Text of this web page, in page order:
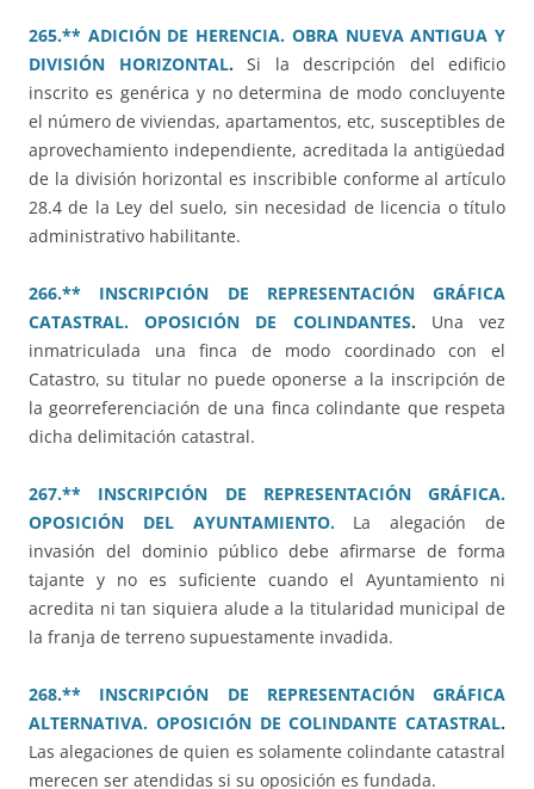
265.** ADICIÓN DE HERENCIA. OBRA NUEVA ANTIGUA Y
DIVISIÓN HORIZONTAL. Si la descripción del edificio
inscrito es genérica y no determina de modo concluyente
el número de viviendas, apartamentos, etc, susceptibles de
aprovechamiento independiente, acreditada la antigüedad
de la división horizontal es inscribible conforme al artículo
28.4 de la Ley del suelo, sin necesidad de licencia o título
administrativo habilitante.
266.** INSCRIPCIÓN DE REPRESENTACIÓN GRÁFICA
CATASTRAL. OPOSICIÓN DE COLINDANTES. Una vez
inmatriculada una finca de modo coordinado con el
Catastro, su titular no puede oponerse a la inscripción de
la georreferenciación de una finca colindante que respeta
dicha delimitación catastral.
267.** INSCRIPCIÓN DE REPRESENTACIÓN GRÁFICA.
OPOSICIÓN DEL AYUNTAMIENTO.La alegación de
invasión del dominio público debe afirmarse de forma
tajante y no es suficiente cuando el Ayuntamiento ni
acredita ni tan siquiera alude a la titularidad municipal de
la franja de terreno supuestamente invadida.
268.** INSCRIPCIÓN DE REPRESENTACIÓN GRÁFICA
ALTERNATIVA. OPOSICIÓN DE COLINDANTE CATASTRAL.
Las alegaciones de quien es solamente colindante catastral
merecen ser atendidas si su oposición es fundada.